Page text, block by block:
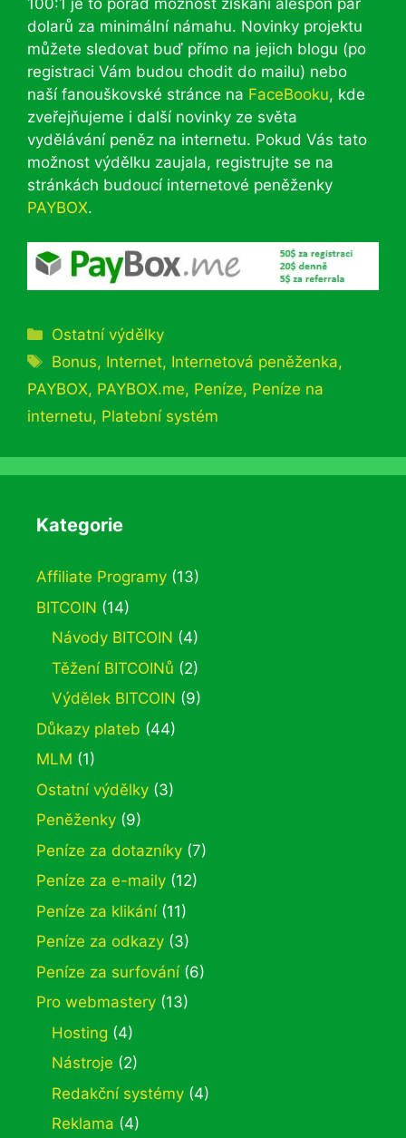
dolarů za minimální námahu. Novinky projektu
můžete sledovat buď přímo na jejich blogu (po
registraci Vám budou chodit do mailu) nebo
naší fanouškovské stránce na FaceBooku, kde
zveřejňujeme i další novinky ze světa
vydělávání peněz na internetu. Pokud Vás tato
možnost výdělku zaujala, registrujte se na
stránkách budoucí internetové peněženky
PAYBOX.
Rubriky
Ostatní výdělky
Štítky
Bonus, Internet, Internetová peněženka,
PAYBOX, PAYBOX.me, Peníze, Peníze na
internetu, Platební systém
Kategorie
Affiliate Programy (13)
BITCOIN (14)
Návody BITCOIN (4)
Těžení BITCOINů (2)
Výdělek BITCOIN (9)
Důkazy plateb (44)
MLM (1)
Ostatní výdělky (3)
Peněženky (9)
Peníze za dotazníky (7)
Peníze za e-maily (12)
Peníze za klikání(11)
Peníze za odkazy (3)
Peníze za surfování(6)
Pro webmastery (13)
Hosting (4)
Nástroje (2)
Redakční systémy (4)
Reklama (4)